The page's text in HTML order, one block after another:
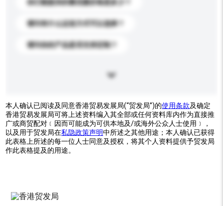
你们能提供的最优惠价格是多少？
请问有什么运送方式可以选择？
请问你的产品是否支持定制？
本人确认已阅读及同意香港贸易发展局(“贸发局”)的使用条款及确定
香港贸易发展局可将上述资料编入其全部或任何资料库内作为直接推
广或商贸配对﹝因而可能成为可供本地及/或海外公众人士使用﹞，
以及用于贸发局在私隐政策声明中所述之其他用途；本人确认已获得
此表格上所述的每一位人士同意及授权，将其个人资料提供予贸发局
作此表格提及的用途。